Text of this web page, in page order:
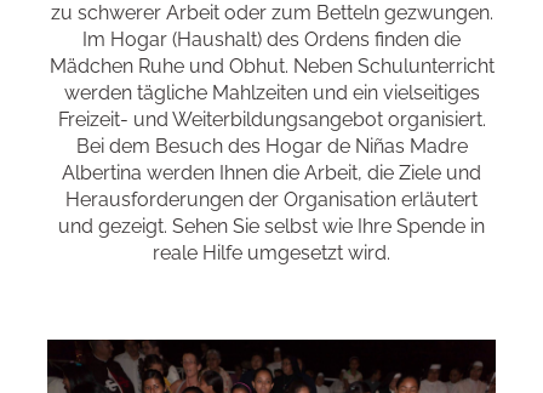
zu schwerer Arbeit oder zum Betteln gezwungen.
Im Hogar (Haushalt) des Ordens finden die
Mädchen Ruhe und Obhut. Neben Schulunterricht
werden tägliche Mahlzeiten und ein vielseitiges
Freizeit- und Weiterbildungsangebot organisiert.
Bei dem Besuch des Hogar de Niñas Madre
Albertina werden Ihnen die Arbeit, die Ziele und
Herausforderungen der Organisation erläutert
und gezeigt. Sehen Sie selbst wie Ihre Spende in
reale Hilfe umgesetzt wird.